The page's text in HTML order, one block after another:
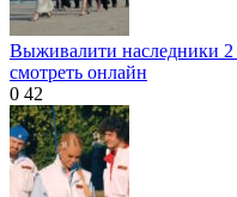
Выживалити наследники 2
смотреть онлайн
0 42